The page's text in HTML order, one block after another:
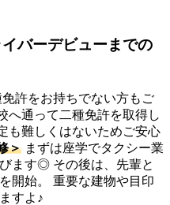
バーデビューまでの
免許をお持ちでない方もご
へ通って二種免許を取得し
も難しくはないためご安心
＞ まずは座学でタクシー業
ます◎ その後は、先輩と
開始。 重要な建物や目印
すよ♪